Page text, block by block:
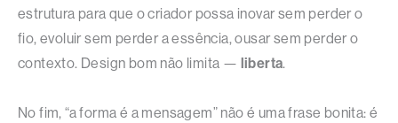
estrutura para que o criador possa inovar sem perder o
fio, evoluir sem perder a essência, ousar sem perder o
contexto. Design bom não limita — liberta.
No fim, “a forma é a mensagem” não é uma frase bonita: é